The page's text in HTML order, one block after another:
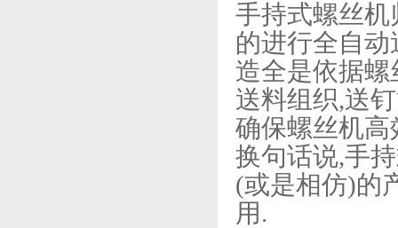
手持式螺丝
的进行全自
造全是依据
送料组织,送
确保螺丝机
换句话说,手
(或是相仿)的
用.